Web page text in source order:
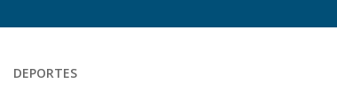
DEPORTES